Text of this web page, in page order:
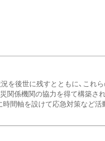
を後世に残すとともに、これ
関係機関の協力を得て構築さ
間軸を設けて応急対策など活